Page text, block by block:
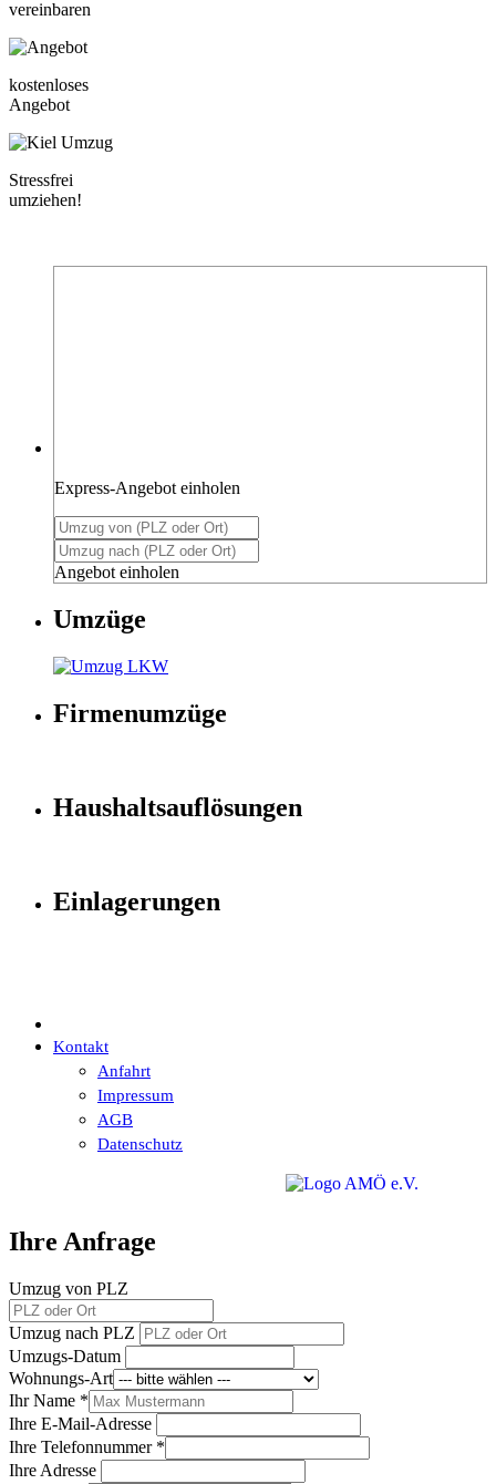
vereinbaren
kostenloses
Angebot
Stressfrei
umziehen!
Express-Angebot einholen
Angebot einholen
Umzüge
Firmenumzüge
Haushaltsauflösungen
Einlagerungen
Kontakt
Anfahrt
Impressum
AGB
Datenschutz
Ihre Anfrage
Umzug von PLZ
Umzug nach PLZ
Umzugs-Datum
Wohnungs-Art
Ihr Name *
Ihre E-Mail-Adresse
Ihre Telefonnummer *
Ihre Adresse